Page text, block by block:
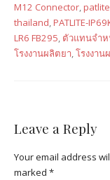
M12 Connector,patlite
thailand,PATLITE-
LR6 FB295, ตัวแทนจำ
โรงงานผลิตยา,โรงงาน
Leave a Reply
Your email address
marked *